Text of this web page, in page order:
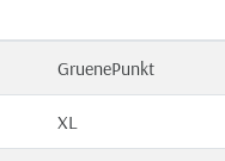
GruenePunkt
XL